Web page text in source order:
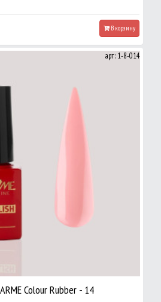
В корзину
арт: 1-8-014
Colour Rubber - 14